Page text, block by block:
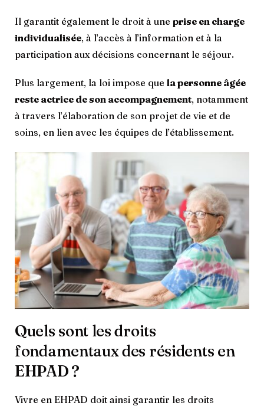
Il garantit également le droit à une prise en charge
individualisée, à l’accès à l’information et à la
participation aux décisions concernant le séjour.
Plus largement, la loi impose que la personne âgée
reste actrice de son accompagnement, notamment
à travers l’élaboration de son projet de vie et de
soins, en lien avec les équipes de l’établissement.
Quels sont les droits
fondamentaux des résidents en
EHPAD ?
Vivre en EHPAD doit ainsi garantir les droits